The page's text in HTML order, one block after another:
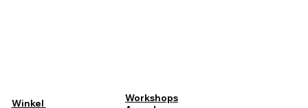
Winkel
Workshops